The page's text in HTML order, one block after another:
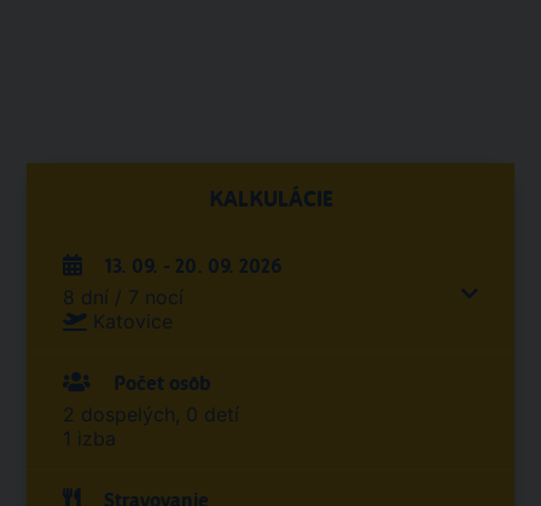
KALKULÁCIE
13. 09. - 20. 09. 2026
8 dní / 7 nocí
Katovice
Počet osôb
2 dospelých, 0 detí
1 izba
Stravovanie